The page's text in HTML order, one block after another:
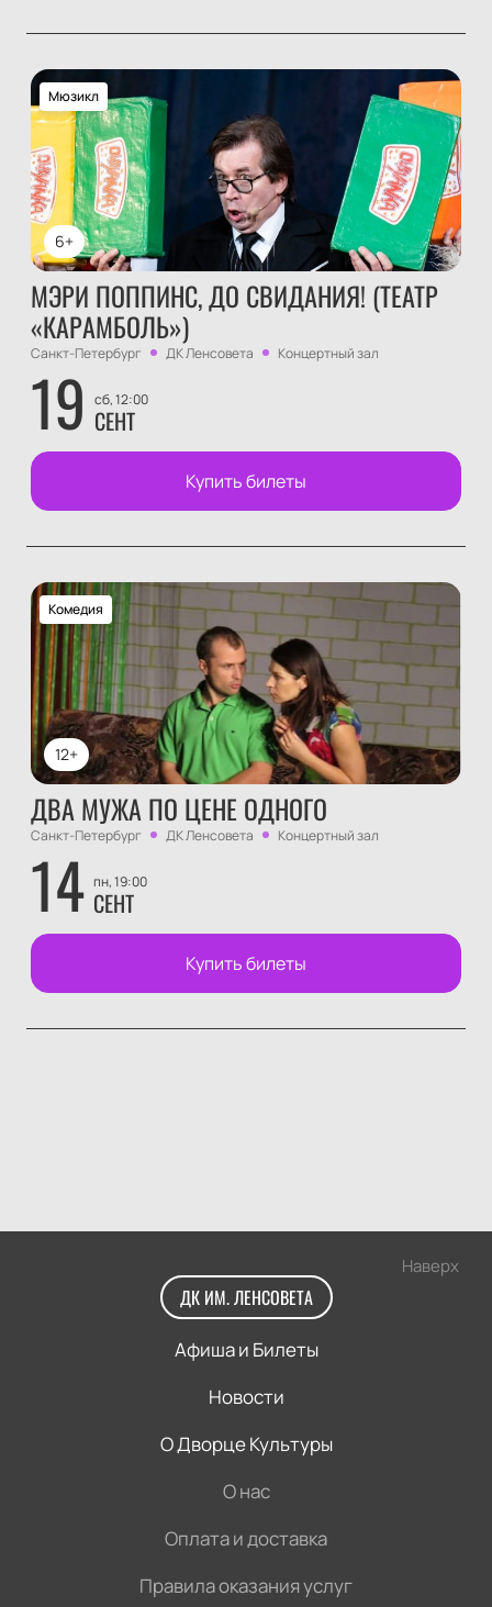
6+
Мюзикл
МЭРИ ПОППИНС, ДО СВИДАНИЯ! (ТЕАТР
«КАРАМБОЛЬ»)
Санкт-Петербург ДК Ленсовета Концертный зал
19 сб, 12:00
СЕНТ
Купить билеты
12+
Комедия
ДВА МУЖА ПО ЦЕНЕ ОДНОГО
Санкт-Петербург ДК Ленсовета Концертный зал
14 пн, 19:00
СЕНТ
Купить билеты
Наверх
ДК ИМ. ЛЕНСОВЕТА
Афиша и Билеты
Новости
О Дворце Культуры
О нас
Оплата и доставка
Правила оказания услуг